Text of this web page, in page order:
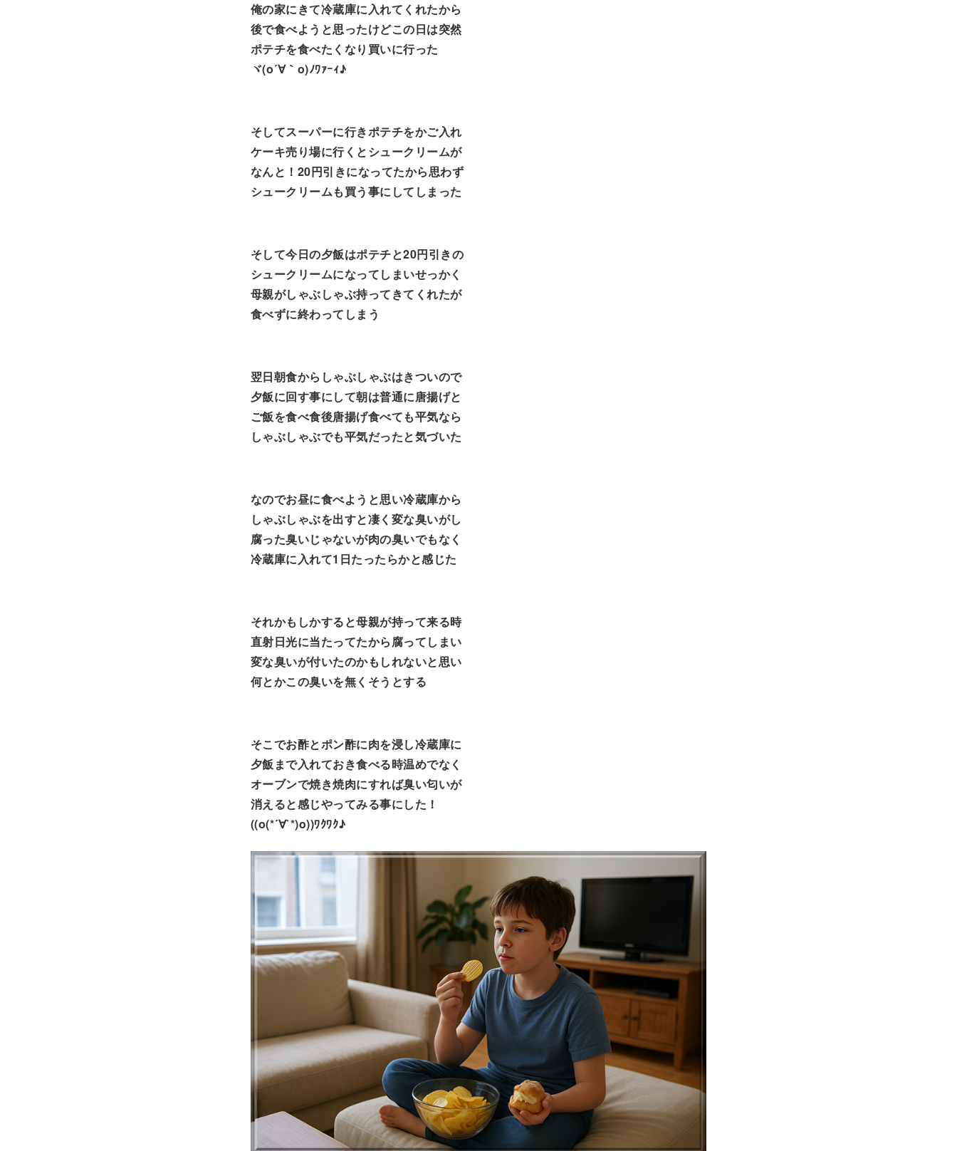
俺の家にきて冷蔵庫に入れてくれたから
後で食べようと思ったけどこの日は突然
ポテチを食べたくなり買いに行った
ヾ(o´∀｀o)ﾉﾜｧｰｨ♪
そしてスーパーに行きポテチをかご入れ
ケーキ売り場に行くとシュークリームが
なんと！20円引きになってたから思わず
シュークリームも買う事にしてしまった
そして今日の夕飯はポテチと20円引きの
シュークリームになってしまいせっかく
母親がしゃぶしゃぶ持ってきてくれたが
食べずに終わってしまう
翌日朝食からしゃぶしゃぶはきついので
夕飯に回す事にして朝は普通に唐揚げと
ご飯を食べ食後唐揚げ食べても平気なら
しゃぶしゃぶでも平気だったと気づいた
なのでお昼に食べようと思い冷蔵庫から
しゃぶしゃぶを出すと凄く変な臭いがし
腐った臭いじゃないが肉の臭いでもなく
冷蔵庫に入れて1日たったらかと感じた
それかもしかすると母親が持って来る時
直射日光に当たってたから腐ってしまい
変な臭いが付いたのかもしれないと思い
何とかこの臭いを無くそうとする
そこでお酢とポン酢に肉を浸し冷蔵庫に
夕飯まで入れておき食べる時温めでなく
オーブンで焼き焼肉にすれば臭い匂いが
消えると感じやってみる事にした！
((o(*´∀`*)o))ﾜｸﾜｸ♪